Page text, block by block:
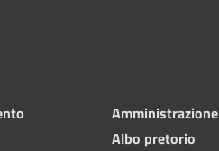
Albo pretorio